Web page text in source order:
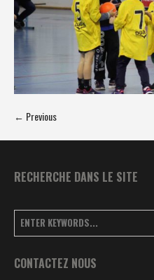
← Previous
RECHERCHE DANS LE SITE
CONTACTEZ NOUS